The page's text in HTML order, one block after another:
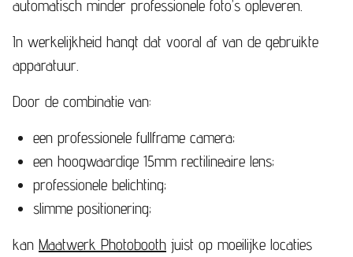
automatisch minder professionele foto’s opleveren.
In werkelijkheid hangt dat vooral af van de gebruikte
apparatuur.
Door de combinatie van:
een professionele fullframe camera;
een hoogwaardige 15mm rectilineaire lens;
professionele belichting;
slimme positionering;
kan Maatwerk Photobooth juist op moeilijke locaties